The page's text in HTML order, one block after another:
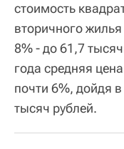
стоимость
вторичного
8% - до 61,7
года средняя
почти 6%, дойдя
тысяч рублей.